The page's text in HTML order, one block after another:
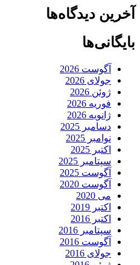
دیدگاه‌ها
آگوست 2026
جولای 2026
ژوئن 2026
فوریه 2026
ژانویه 2026
دسامبر 2025
نوامبر 2025
اکتبر 2025
سپتامبر 2025
آگوست 2025
آگوست 2020
می 2020
اکتبر 2019
اکتبر 2016
سپتامبر 2016
آگوست 2016
جولای 2016